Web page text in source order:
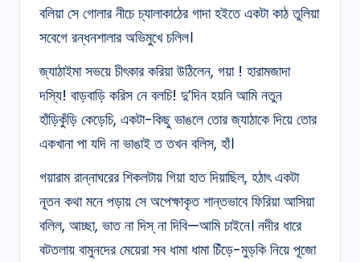
বলিয়া সে গোলার নীচে চ্যালাকাঠের গাদা হইতে একটা কাঠ তুলিয়া
সবেগে রন্ধনশালার অভিমুখে চলিল।
জ্যাঠাইমা সভয়ে চীৎকার করিয়া উঠিলেন, গয়া ! হারামজাদা
দস্যি! বাড়বাড়ি করিস নে বলচি! দু’দিন হয়নি আমি নতুন
হাঁড়িকুঁড়ি কেড়েচি, একটা-কিছু ভাঙলে তোর জ্যাঠাকে দিয়ে তোর
একখানা পা যদি না ভাঙাই ত তখন বলিস, হাঁ।
গয়ারাম রান্নাঘরের শিকলটায় গিয়া হাত দিয়াছিল, হঠাৎ একটা
নূতন কথা মনে পড়ায় সে অপেক্ষাকৃত শান্তভাবে ফিরিয়া আসিয়া
বলিল, আচ্ছা, ভাত না দিস্‌ না দিবি—আমি চাইনে। নদীর ধারে
বটতলায় বামুনদের মেয়েরা সব ধামা ধামা চিঁড়ে-মুড়কি নিয়ে পূজো